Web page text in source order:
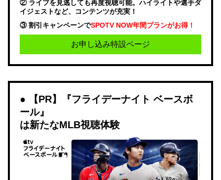
② ライブを見逃しても再度視聴可能。ハイライトや選手ダ
イジェストなど、コンテンツが充実！
③ 割引キャンペーンでSPOTV NOW年間プランがお得！
お申し込み特設ページ
【PR】『フライデーナイト ベースボ
ール』
は新たなMLB視聴体験